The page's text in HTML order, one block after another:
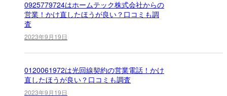
0925779724はホームテック株式会社からの
営業！かけ直したほうが良い？口コミも調
査
2023年9月19日
0120061972は光回線契約の営業電話！かけ
直したほうが良い？口コミも調査
2023年9月19日